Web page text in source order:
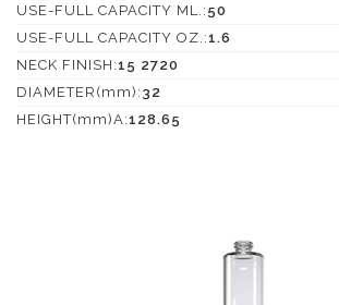
USE-FULL CAPACITY ML.: 50
USE-FULL CAPACITY OZ.:1.6
NECK FINISH:15 2720
DIAMETER(mm): 32
HEIGHT(mm)A:128.65